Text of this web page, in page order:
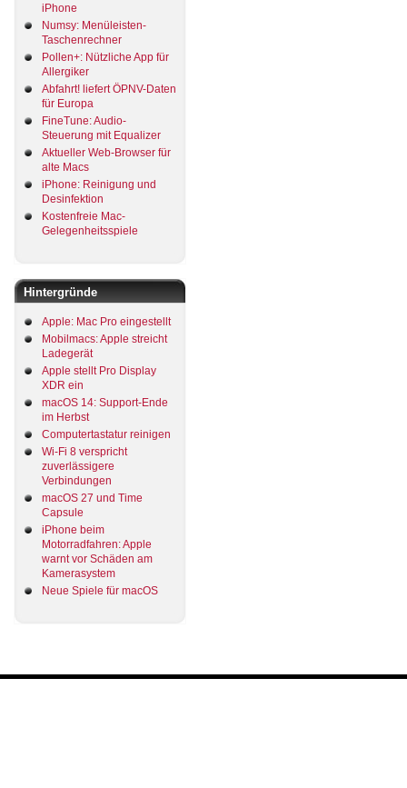
iPhone
Numsy: Menüleisten-
Taschenrechner
Pollen+: Nützliche App für
Allergiker
Abfahrt! liefert ÖPNV-Daten
für Europa
FineTune: Audio-
Steuerung mit Equalizer
Aktueller Web-Browser für
alte Macs
iPhone: Reinigung und
Desinfektion
Kostenfreie Mac-
Gelegenheitsspiele
Hintergründe
Apple: Mac Pro eingestellt
Mobilmacs: Apple streicht
Ladegerät
Apple stellt Pro Display
XDR ein
macOS 14: Support-Ende
im Herbst
Computertastatur reinigen
Wi-Fi 8 verspricht
zuverlässigere
Verbindungen
macOS 27 und Time
Capsule
iPhone beim
Motorradfahren: Apple
warnt vor Schäden am
Kamerasystem
Neue Spiele für macOS